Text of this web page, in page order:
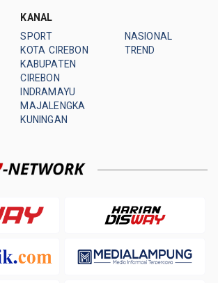
KANAL
SPORT
KOTA CIREBON
KABUPATEN
CIREBON
INDRAMAYU
MAJALENGKA
KUNINGAN
NASIONAL
TREND